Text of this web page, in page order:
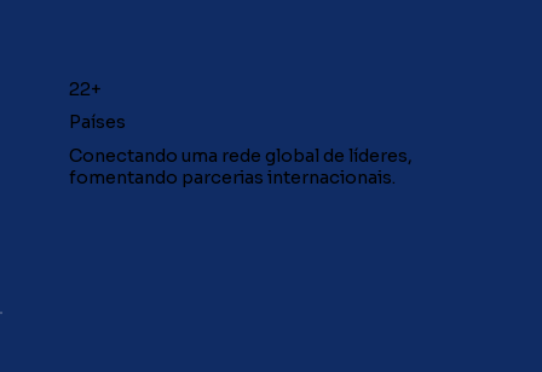
22+
Países
Conectando uma rede global de líderes,
fomentando parcerias internacionais.